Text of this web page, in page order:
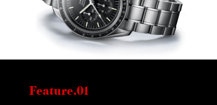
Feature.01